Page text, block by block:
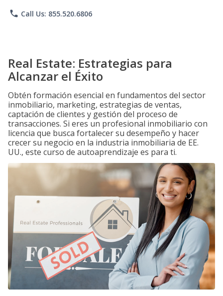
phone Call Us: 855.520.6806
Real Estate: Estrategias para
Alcanzar el Éxito
Obtén formación esencial en fundamentos del sector
inmobiliario, marketing, estrategias de ventas,
captación de clientes y gestión del proceso de
transacciones. Si eres un profesional inmobiliario con
licencia que busca fortalecer su desempeño y hacer
crecer su negocio en la industria inmobiliaria de EE.
UU., este curso de autoaprendizaje es para ti.